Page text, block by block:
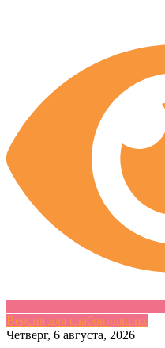
Версия для слабовидящих
Skip
Четверг, 6 августа, 2026